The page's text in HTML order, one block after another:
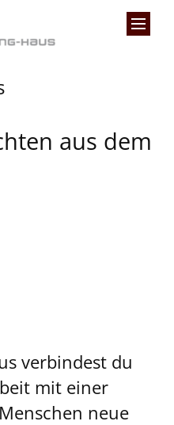
aus dem
verbindest du
mit einer
neue